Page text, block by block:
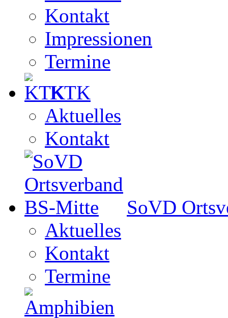
Kontakt
Impressionen
Termine
KTK
Aktuelles
Kontakt
SoVD
Aktuelles
Kontakt
Termine